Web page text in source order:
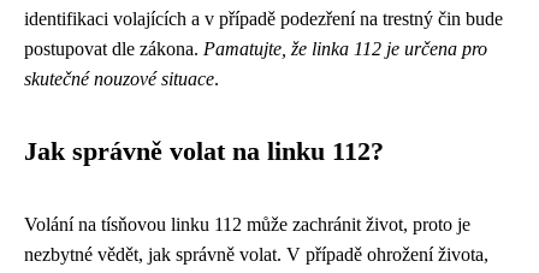
identifikaci volajících a v případě podezření na trestný čin bude
postupovat dle zákona. Pamatujte, že linka 112 je určena pro
skutečné nouzové situace.
Jak správně volat na linku 112?
Volání na tísňovou linku 112 může zachránit život, proto je
nezbytné vědět, jak správně volat. V případě ohrožení života,